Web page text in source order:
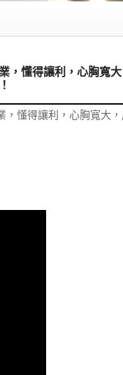
，懂得讓利，心胸寬
，懂得讓利，心胸寬大